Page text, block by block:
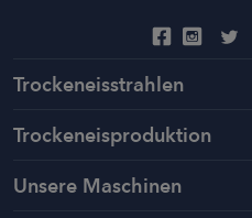
Trockeneisstrahlen
Trockeneisproduktion
Unsere Maschinen